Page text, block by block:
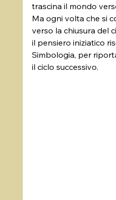
trascina il mondo
Ma ogni volta che si
verso la chiusura del
il pensiero iniziatico
Simbologia, per
il ciclo successivo.